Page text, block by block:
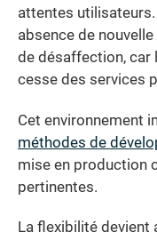
attentes
absence de
de désaffection, car
cesse des services
Cet environnement
méthodes de
mise en production
pertinentes.
La flexibilité